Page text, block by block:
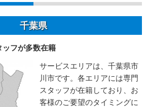
千葉県
ッフが多数在籍
サービスエリアは、千葉県市
川市です。各エリアには専門
スタッフが在籍しており、お
客様のご要望のタイミングに